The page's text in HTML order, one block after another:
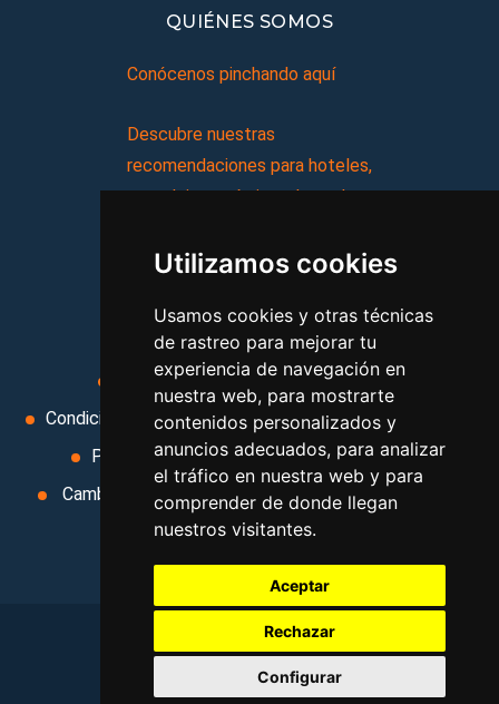
Utilizamos cookies
Usamos cookies y otras técnicas
de rastreo para mejorar tu
experiencia de navegación en
nuestra web, para mostrarte
contenidos personalizados y
anuncios adecuados, para analizar
el tráfico en nuestra web y para
comprender de donde llegan
nuestros visitantes.
Aceptar
Rechazar
Configurar
QUIÉNES SOMOS
Conócenos pinchando aquí
Descubre nuestras
recomendaciones para hoteles,
complejos turísticos, hostales,
viajes, y mucho más!
MI AGENCIA
Aviso legal
Condiciones de uso
Condiciones Generales
Ley de Viajes Combinados
Política de privacidad
Uso de cookies
Cambiar preferencias de cookies
Area privada
Contacto